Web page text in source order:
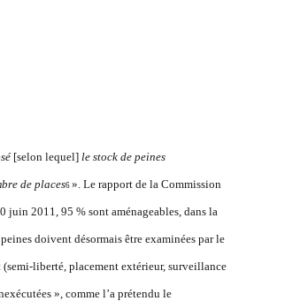
[selon lequel] le stock de peines
de places6 ». Le rapport de la Commission
juin 2011, 95 % sont aménageables, dans la
doivent désormais être examinées par le
liberté, placement extérieur, surveillance
», comme l’a prétendu le